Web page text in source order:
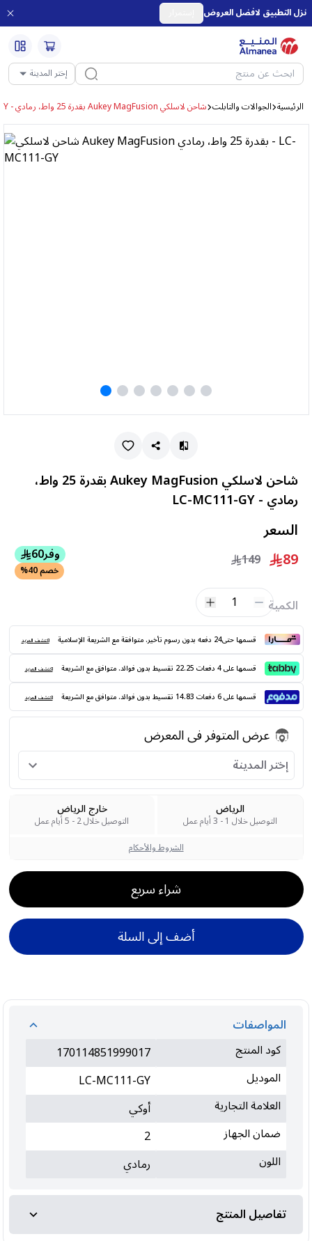
نزل التطبيق لافضل العروض
إختر المدينة
الرئيسية الجوالات والتابلت شاحن لاسلكي Aukey MagFusion بقدرة 25 واط، رمادي - LC-MC111-GY
شاحن لاسلكي Aukey MagFusion بقدرة 25 واط،
رمادي - LC-MC111-GY
السعر
89
149 وفر60
خصم 40%
الكمية 1
قسمها حتى24 دفعه بدون رسوم تأخير. متوافقة مع الشريعة الإسلامية اكتشف المزيد
قسمها على 4 دفعات 22.25 تقسيط بدون فوائد. متوافق مع الشريعة اكتشف المزيد
قسمها على 6 دفعات 14.83 تقسيط بدون فوائد. متوافق مع الشريعة اكتشف المزيد
عرض المتوفر فى المعرض
إختر المدينة
الرياض
التوصيل خلال 1 - 3 أيام عمل
خارج الرياض
التوصيل خلال 2 - 5 أيام عمل
الشروط والأحكام
شراء سريع
أضف إلى السلة
المواصفات
كود المنتج
170114851999017
الموديل
LC-MC111-GY
العلامة التجارية
أوكي
ضمان الجهاز
2
اللون
رمادي
تفاصيل المنتج